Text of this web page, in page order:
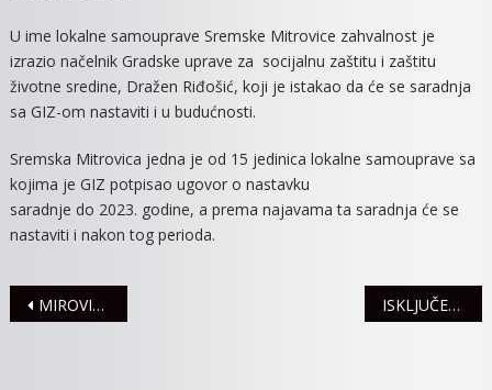
PROTIV
U ime lokalne samouprave Sremske Mitrovice zahvalnost je
izrazio načelnik Gradske uprave za socijalnu zaštitu i zaštitu
životne sredine, Dražen Riđošić, koji je istakao da će se saradnja
sa GIZ-om nastaviti i u budućnosti.
Sremska Mitrovica jedna je od 15 jedinica lokalne samouprave sa
kojima je GIZ potpisao ugovor o nastavku
saradnje do 2023. godine, a prema najavama ta saradnja će se
nastaviti i nakon tog perioda.
Navigacija
MIROVIĆ: ZA NABAVKU NOVE OPREME PRIVREDNICIMA 263,3 MILIONA DINARA ISKLJUČENJA STRUJE ZA 15. NOVEMBAR